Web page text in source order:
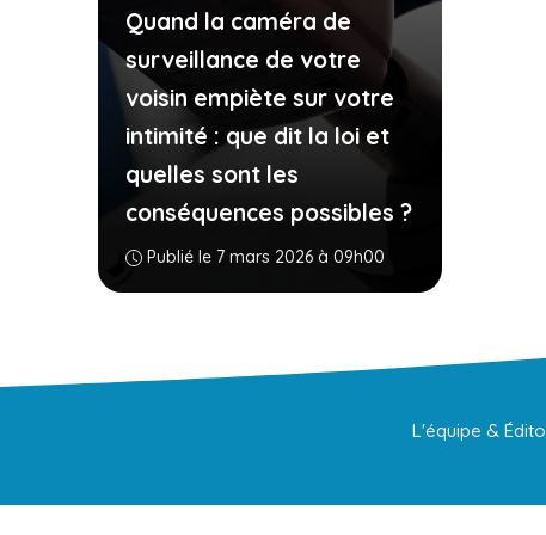
Quand la caméra de
surveillance de votre
voisin empiète sur votre
intimité : que dit la loi et
quelles sont les
conséquences possibles ?
Publié le 7 mars 2026 à 09h00
L'équipe & Édito